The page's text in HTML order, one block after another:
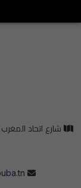
شارع اتحاد المغرب